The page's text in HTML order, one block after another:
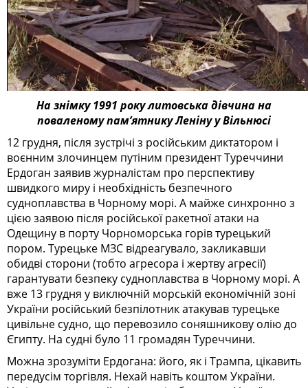
На знімку 1991 року литовська дівчина на
поваленому пам’ятнику Леніну у Вільнюсі
12 грудня, після зустрічі з російським диктатором і
воєнним злочинцем путіним президент Туреччини
Ердоган заявив журналістам про перспективу
швидкого миру і необхідність безпечного
судноплавства в Чорному морі. А майже синхронно з
цією заявою після російської ракетної атаки на
Одещину в порту Чорноморська горів турецький
пором. Турецьке МЗС відреагувало, закликавши
обидві сторони (тобто агресора і жертву агресії)
гарантувати безпеку судноплавства в Чорному морі. А
вже 13 грудня у виключній морській економічній зоні
України російський безпілотник атакував турецьке
цивільне судно, що перевозило соняшникову олію до
Єгипту. На судні було 11 громадян Туреччини.
Можна зрозуміти Ердогана: його, як і Трампа, цікавить
передусім торгівля. Нехай навіть коштом України.